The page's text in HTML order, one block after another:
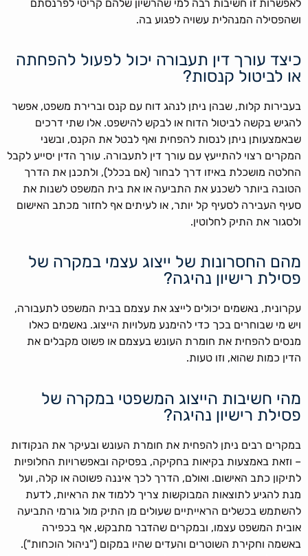
לאפשרות זו חשיבות רבה למי שהרשיון שלהם קריטי לפרנסתם
ושהפסילה המנהלית עשויה לפגוע בה.
כיצד עורך דין תעבורה יכול לפעול להפחתה
או לביטול קנסות?
בעבירות קלות, שבהן ניתן לנהג דוח עם קנס וברירת משפט, אפשר
להגיש בקשה לביטול הדוח או לבקש להישפט. אלו שתי דרכים
שבאמצעותן ניתן לנסות להפחית ואף לבטל את הקנס, ובשני
המקרים רצוי להתייעץ עם עורך דין לתעבורה. עורך הדין יסייע לקבל
החלטה מושכלת באיזו דרך לבחור (אם בכלל), ולתכנן את הדרך
הטובה ביותר לשכנע את התביעה או את בית המשפט לשנות את
סעיף העבירה לסעיף קל יותר, או לעיתים אף לחזור מכתב האישום
ולסגור את התיק לחלוטין.
מהם החסרונות של ייצוג עצמי במקרה של
פסילת רישיון נהיגה?
עקרונית, נאשמים יכולים לייצג את עצמם בבית המשפט לתעבורה,
ויש מי שבוחרים בכך כדי להימנע מעלויות הייצוג. נאשמים כאלו
מנסים להפחית את חומרת העונש בעצמם או פשוט מקבלים את
הדין כמות שהוא, וזו טעות.
מהי חשיבות הייצוג המשפטי במקרה של
פסילת רישיון נהיגה?
במקרים רבים ניתן להפחית את חומרת העונש ובעיקר את הנקודות
– וזאת באמצעות בקיאות בחקיקה, בפסיקה ובאפשרויות החלופיות
לתיקון כתב האישום. ואולם, הדרך לכך איננה פשוטה או קלה, ועל
מנת להגיע לתוצאות המבוקשות צריך ללמוד את הראיות, לדעת
להשתמש בכשלים הראייתיים שעולים מן התיק מול גורמי התביעה
אובית המשפט עצמו, ובמקרים שהדבר מתבקש, אף בכפירה
באשמה וחקירת השוטרים והעדים שהיו במקום ("ניהול הוכחות").